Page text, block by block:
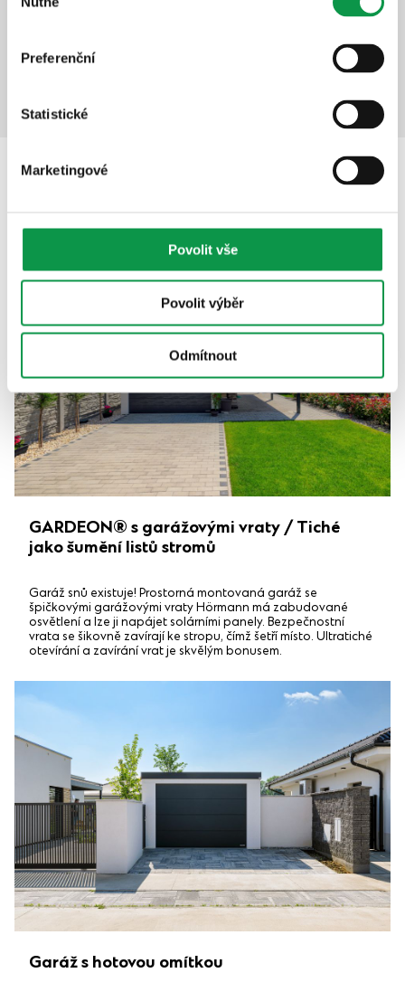
souhlasu
Preferenční
Statistické
Marketingové
Povolit vše
Povolit výběr
Odmítnout
Detail produktu
GARDEON® s garážovými vraty / Tiché
jako šumění listů stromů
Garáž snů existuje! Prostorná montovaná garáž se
špičkovými garážovými vraty Hörmann má zabudované
osvětlení a lze ji napájet solárními panely. Bezpečnostní
vrata se šikovně zavírají ke stropu, čímž šetří místo. Ultratiché
otevírání a zavírání vrat je skvělým bonusem.
Garáž s hotovou omítkou